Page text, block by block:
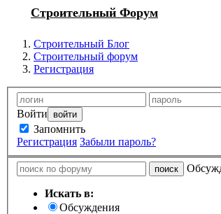
Строительный Форум
Строительный Блог
Строительный форум
Регистрация
Войти
Запомнить
Регистрация Забыли пароль?
Искать в:
Обсуждения